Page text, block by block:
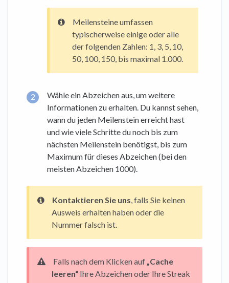
Meilensteine umfassen
typischerweise einige oder alle
der folgenden Zahlen: 1, 3, 5, 10,
50, 100, 150, bis maximal 1.000.
Wähle ein Abzeichen aus, um weitere
Informationen zu erhalten. Du kannst sehen,
wann du jeden Meilenstein erreicht hast
und wie viele Schritte du noch bis zum
nächsten Meilenstein benötigst, bis zum
Maximum für dieses Abzeichen (bei den
meisten Abzeichen 1000).
Kontaktieren Sie uns, falls Sie keinen
Ausweis erhalten haben oder die
Nummer falsch ist.
Falls nach dem Klicken auf„Cache
leeren“ Ihre Abzeichen oder Ihre Streak